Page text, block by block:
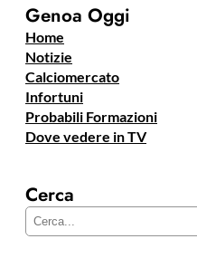
Genoa Oggi
Home
Notizie
Calciomercato
Infortuni
Probabili Formazioni
Dove vedere in TV
Cerca